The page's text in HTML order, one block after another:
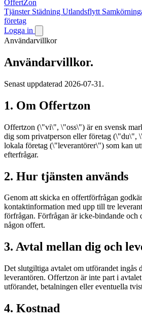
OffertZon
Tjänster Städning Utlandsflytt
företag
Logga in
Användarvillkor
Användarvillkor.
Senast uppdaterad 2026-07-31.
1. Om Offertzon
Offertzon (\"vi\", \"oss\") är en svensk
dig som privatperson eller företag (\"du\",
lokala företag (\"leverantörer\") som kan
efterfrågar.
2. Hur tjänsten används
Genom att skicka en offertförfrågan
kontaktinformation med upp till tre
förfrågan. Förfrågan är icke-bindande och
någon offert.
3. Avtal mellan dig och
Det slutgiltiga avtalet om utförandet ingås
leverantören. Offertzon är inte part i
utförandet, betalningen eller eventuella
4. Kostnad